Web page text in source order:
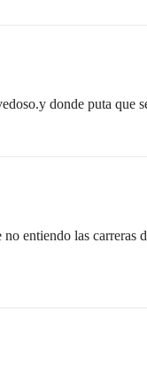
donde puta que
entiendo las